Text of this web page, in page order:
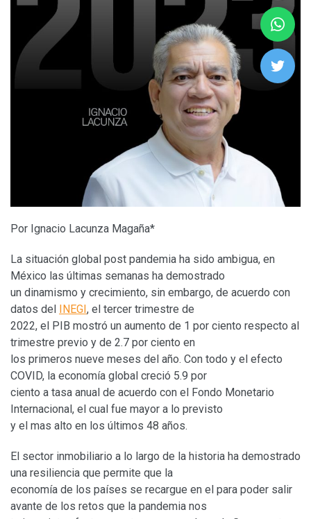
Por Ignacio Lacunza Magaña*
La situación global post pandemia ha sido ambigua, en
México las últimas semanas ha demostrado
un dinamismo y crecimiento, sin embargo, de acuerdo con
datos del INEGI, el tercer trimestre de
2022, el PIB mostró un aumento de 1 por ciento respecto al
trimestre previo y de 2.7 por ciento en
los primeros nueve meses del año. Con todo y el efecto
COVID, la economía global creció 5.9 por
ciento a tasa anual de acuerdo con el Fondo Monetario
Internacional, el cual fue mayor a lo previsto
y el mas alto en los últimos 48 años.
El sector inmobiliario a lo largo de la historia ha demostrado
una resiliencia que permite que la
economía de los países se recargue en el para poder salir
avante de los retos que la pandemia nos